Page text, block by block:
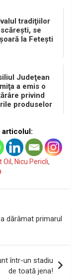
tradiţiilor
se
la Feteşti
Judeţean
a emis o
privind
produselor
articolul:
, Nicu Pericli,
dărâmat primarul
într-un stadiu
de toată jena!